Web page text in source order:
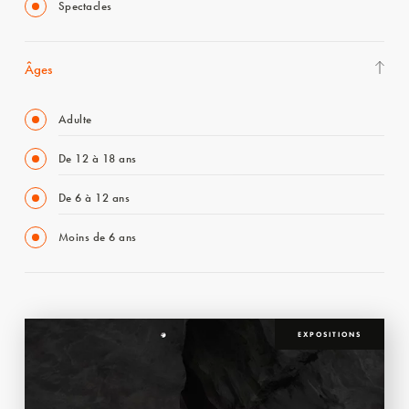
Spectacles
Âges
Adulte
De 12 à 18 ans
De 6 à 12 ans
Moins de 6 ans
EXPOSITIONS